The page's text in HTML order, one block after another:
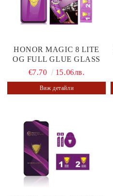
HONOR MAGIC 8 LITE
OG FULL GLUE GLASS
€7.70
15.06лв.
Виж детайли